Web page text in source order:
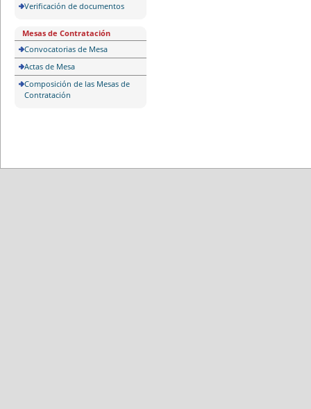
Verificación de documentos
Mesas de Contratación
Convocatorias de Mesa
Actas de Mesa
Composición de las Mesas de
Contratación